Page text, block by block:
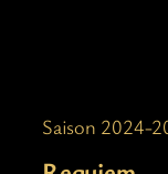
Saison 2024-